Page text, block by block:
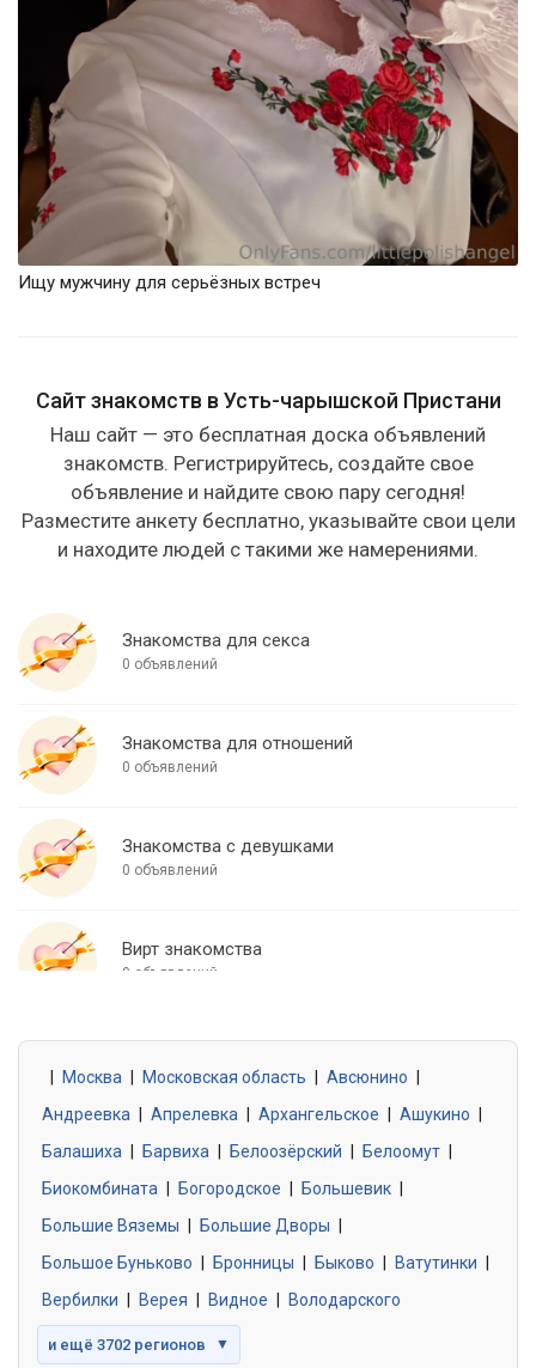
Ищу мужчину для серьёзных встреч
Сайт знакомств в Усть-чарышской Пристани
Наш сайт — это бесплатная доска объявлений
знакомств. Регистрируйтесь, создайте свое
объявление и найдите свою пару сегодня!
Разместите анкету бесплатно, указывайте свои цели
и находите людей с такими же намерениями.
Знакомства для секса
0 объявлений
Знакомства для отношений
0 объявлений
Знакомства с девушками
0 объявлений
Вирт знакомства
0 объявлений
0 объявлений
Знакомства без обязательств
0 объявлений
Москва Московская область Авсюнино
Андреевка
Апрелевка Архангельское Ашукино
Балашиха
Барвиха Белоозёрский Белоомут
Биокомбината
Богородское Большевик
Большие Вяземы
Большие Дворы
Большое Буньково
Бронницы Быково Ватутинки
Вербилки
Верея Видное Володарского
и ещё 3702 регионов ▼